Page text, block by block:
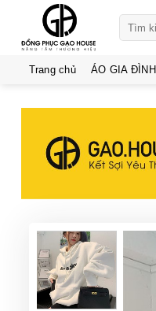
content
Trang chủ ÁO GIA ĐÌNH